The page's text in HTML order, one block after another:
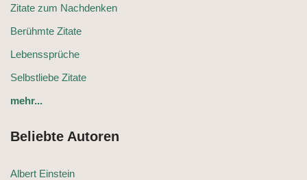
Zitate zum Nachdenken
Berühmte Zitate
Lebenssprüche
Selbstliebe Zitate
mehr...
Beliebte Autoren
Albert Einstein